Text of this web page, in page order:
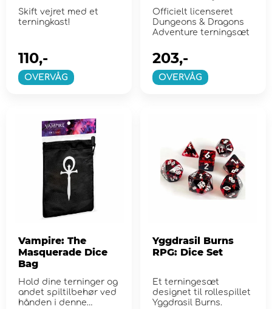
Skift vejret med et
terningkast!
OVERVÅG
110,-
Officielt licenseret
Dungeons & Dragons
Adventure terningsæt
OVERVÅG
203,-
Vampire: The
Masquerade Dice
Bag
Hold dine terninger og
andet spiltilbehør ved
hånden i denne
Yggdrasil Burns
RPG: Dice Set
Et terningesæt
designet til rollespillet
Yggdrasil Burns.